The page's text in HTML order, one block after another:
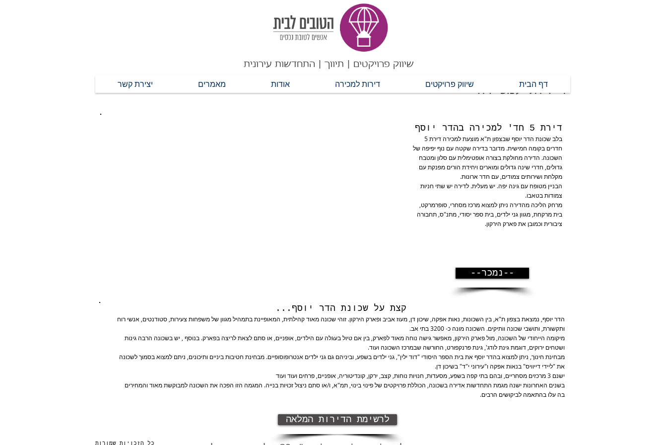
דירות למכירה
בלב שכונת הדר יוסף שבצפון ת"א מוצעת למכירה דירת 5
חדרים בקומה חמישית. מדובר בדירה שקטה עם נוף יפיפה של
השכונה. הדירה מחולקת בצורה אופטימלית עם סלון ומטבח
גדולים, חדרי שינה גדולים ומוארים ויחידת הורים מפנקת עם
מקלחת ושירותים צמודים, עם חדר ארונות.
הבניין מטופח עם גינה יפה. יש מעלית. לדירה יש שתי חניות
צמודות בטאבו.
מרחק הליכה מהדירה ניתן למצוא מרכז מסחרי, סופרמרקט,
בית מרקחת, מגוון גני ילדים, בית ספר יסודי, מתנ"ס, תחבורה
ציבורית וכמובן את פארק הירקון.
--נמכר--
קצת על שכונת הדר יוסף​...
הדר יוסף, נמצאת בצפון ת"א, בין השכונות, נאות אפקה, שיכון דן, מעוז אביב ופארק הירקון. זוהי שכונה מאוד קהילתית, המאופיינת בתמהיל מגוון של משפחות צעירות, סטודנטים, אנשי רוח
ותקשורת, ותושבי שכונה וותיקים. השכונה מונה כ- 3200 בתי אב.
מיקומה הייחודי של השכונה, מול פארק הירקון, מאפשר גישה נוחה מאוד לפארק, בין אם טיול בעגלה עם הילדים, אופניים, או סתם לצאת לריצה בפארק. בנוסף , יש בשכונה הרבה גינות
ושטחים ירוקים, דוגמת גינת לודג', גינת פרנקפורט, החורשה שבמרכז השכונה ועוד.
מבחינת חינוך, ניתן למצוא בהדר יוסף את בית הספר היסודי "דוד ילין", גני ילדים בשפע, וביניהם גם גני ילדים אנטרופוסופיים. מבחינת חטיבות ביניים ותיכונים, ניתם למצוא בסמוך לשכונה
את "ליידי דייוויס" בנאות אפקה ו"עירוני י"ד" בשיכון דן.
ישנם 3 מרכזים מסחריים, ובהם בתי קפה בשפע, מסעדות, חנויות נוחות, קצב, ירקן, קונדיטוריה, אופניים, פרחים ועוד ועוד
בשנים האחרונות ישנה מגמת התחדשות אדירה בשכונה, הכוללת פרויקטים של פינוי בינוי, תמ"א, ו/או סתם ניצול זכויות בנייה. המגמה הזו הפכה את השכונה למבוקשת מאוד והמחירים
בה עלו בהתאמה לביקושים הרבים.
לרשימת הדירות המלאה
יצירת קשר מאמרים אודות דירות למכירה שיווק פרויקטים דף הבית
שיווק פרויקטים | תיווך | התחדשות עירונית
כל הזכויות שמורות